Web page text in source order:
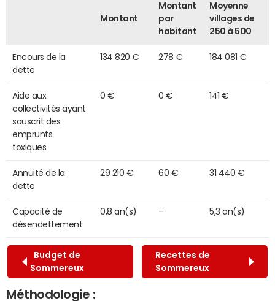
Montant
Montant
par
habitant
Moyenne
villages de
250 à 500
Encours de la
dette
134 820 € 278 € 184 081 €
Aide aux
collectivités ayant
souscrit des
emprunts
toxiques
0 € 0 € 141 €
Annuité de la
dette
29 210 € 60 € 31 440 €
Capacité de
désendettement
0,8 an(s) - 5,3 an(s)
Budget de
Sommereux
Recettes de
Sommereux
Méthodologie :